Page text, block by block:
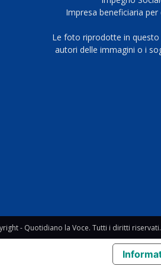
Impresa beneficiaria
Le foto riprodotte in
autori delle immagini o i
- Quotidiano la Voce. Tutti i diritti riservati.